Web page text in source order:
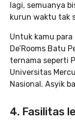
lagi, semuanya
kurun waktu tak
Untuk kamu
De’Rooms Batu
ternama seperti
Universitas
Nasional. Asyik
4. Fasilitas